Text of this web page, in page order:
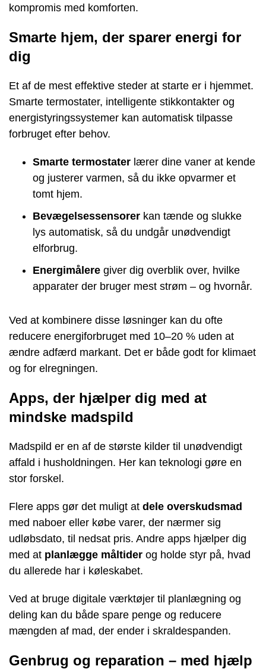
kompromis med komforten.
Smarte hjem, der sparer energi for
dig
Et af de mest effektive steder at starte er i hjemmet.
Smarte termostater, intelligente stikkontakter og
energistyringssystemer kan automatisk tilpasse
forbruget efter behov.
Smarte termostater lærer dine vaner at kende
og justerer varmen, så du ikke opvarmer et
tomt hjem.
Bevægelsessensorer kan tænde og slukke
lys automatisk, så du undgår unødvendigt
elforbrug.
Energimålere giver dig overblik over, hvilke
apparater der bruger mest strøm – og hvornår.
Ved at kombinere disse løsninger kan du ofte
reducere energiforbruget med 10–20 % uden at
ændre adfærd markant. Det er både godt for klimaet
og for elregningen.
Apps, der hjælper dig med at
mindske madspild
Madspild er en af de største kilder til unødvendigt
affald i husholdningen. Her kan teknologi gøre en
stor forskel.
Flere apps gør det muligt at dele overskudsmad
med naboer eller købe varer, der nærmer sig
udløbsdato, til nedsat pris. Andre apps hjælper dig
med at planlægge måltider og holde styr på, hvad
du allerede har i køleskabet.
Ved at bruge digitale værktøjer til planlægning og
deling kan du både spare penge og reducere
mængden af mad, der ender i skraldespanden.
Genbrug og reparation – med hjælp